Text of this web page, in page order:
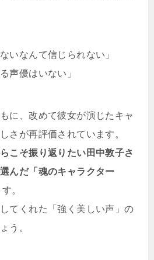
いなんて信じられない」
声優はいない」
に、改めて彼女が演じたキャ
さが再評価されています。
こそ振り返りたい田中敦子さ
んだ「魂のキャラクター
。
てくれた「強く美しい声」の
う。